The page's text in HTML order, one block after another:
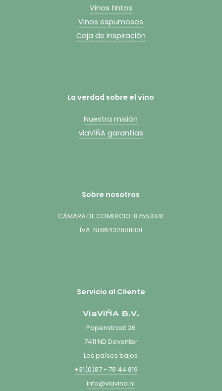
Vinos tintos
Vinos espumosos
Caja de inspiración
La verdad sobre el vino
Nuestra misión
viaVIÑA garantías
Sobre nosotros
CÁMARA DE COMERCIO: 87553341
IVA: NL864328011B01
Servicio al Cliente
ViaVIÑA B.V.
Papenstraat 26
7411 ND Deventer
Los países bajos
+31(0)87 - 78 44 819
info@viavina.nl